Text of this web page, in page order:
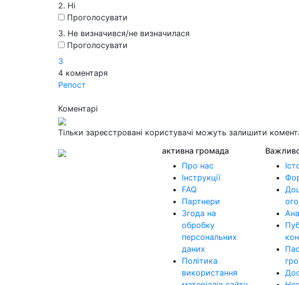
2. Ні
Проголосувати
3. Не визначився/не визначилася
Проголосувати
3
4 коментаря
Репост
Коментарі
Тільки зареєстровані користувачі можуть залишити
активна громада
Про нас
Інструкції
FAQ
Партнери
Згода на
обробку
персональних
даних
Політика
використання